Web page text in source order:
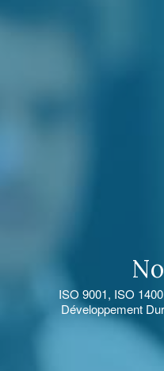
ISO 9001, ISO
Développement